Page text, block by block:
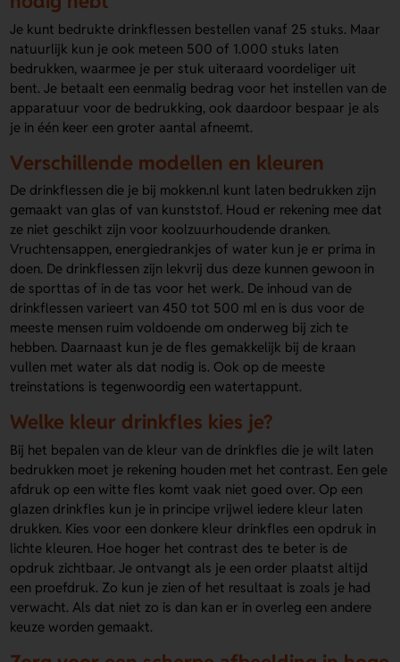
Je kunt bedrukte drinkflessen bestellen vanaf 25 stuks. Maar
natuurlijk kun je ook meteen 500 of 1.000 stuks laten
bedrukken, waarmee je per stuk uiteraard voordeliger uit
bent. Je betaalt een eenmalig bedrag voor het instellen van de
apparatuur voor de bedrukking, ook daardoor bespaar je als
je in één keer een groter aantal afneemt.
Verschillende modellen en kleuren
De drinkflessen die je bij mokken.nl kunt laten bedrukken zijn
gemaakt van glas of van kunststof. Houd er rekening mee dat
ze niet geschikt zijn voor koolzuurhoudende dranken.
Vruchtensappen, energiedrankjes of water kun je er prima in
doen. De drinkflessen zijn lekvrij dus deze kunnen gewoon in
de sporttas of in de tas voor het werk. De inhoud van de
drinkflessen varieert van 450 tot 500 ml en is dus voor de
meeste mensen ruim voldoende om onderweg bij zich te
hebben. Daarnaast kun je de fles gemakkelijk bij de kraan
vullen met water als dat nodig is. Ook op de meeste
treinstations is tegenwoordig een watertappunt.
Welke kleur drinkfles kies je?
Bij het bepalen van de kleur van de drinkfles die je wilt laten
bedrukken moet je rekening houden met het contrast. Een gele
afdruk op een witte fles komt vaak niet goed over. Op een
glazen drinkfles kun je in principe vrijwel iedere kleur laten
drukken. Kies voor een donkere kleur drinkfles een opdruk in
lichte kleuren. Hoe hoger het contrast des te beter is de
opdruk zichtbaar. Je ontvangt als je een order plaatst altijd
een proefdruk. Zo kun je zien of het resultaat is zoals je had
verwacht. Als dat niet zo is dan kan er in overleg een andere
keuze worden gemaakt.